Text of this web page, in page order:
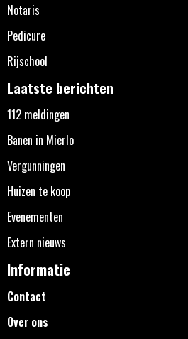
Notaris
Pedicure
Rijschool
Laatste berichten
112 meldingen
Banen in Mierlo
Vergunningen
Huizen te koop
Evenementen
Extern nieuws
Informatie
Contact
Over ons